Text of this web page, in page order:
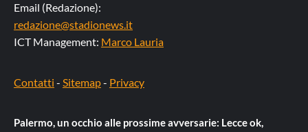
Email (Redazione):
redazione@stadionews.it
ICT Management: Marco Lauria
Contatti - Sitemap- Privacy
Palermo, un occhio alle prossime avversarie: Lecce ok,